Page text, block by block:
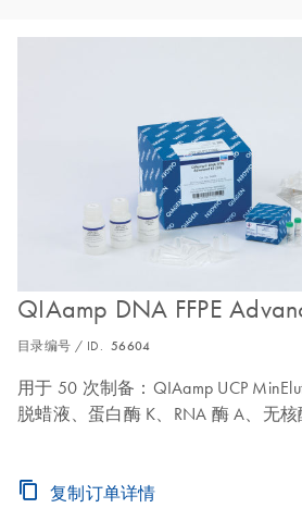
QIAamp DNA FFPE
目录编号 / ID. 56604
用于 50 次制备：QIAamp UCP
脱蜡液、蛋白酶 K、RNA 酶 A、无
复制订单详情